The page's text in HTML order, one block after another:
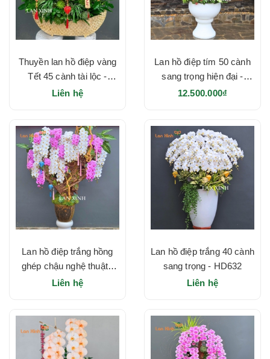
Thuyền lan hồ điệp vàng
Tết 45 cành tài lộc -
HD635
Liên hệ
Lan hồ điệp tím 50 cành
sang trọng hiện đại -
HD634
12.500.000₫
Lan hồ điệp trắng hồng
ghép chậu nghệ thuật -
HD633
Liên hệ
Lan hồ điệp trắng 40 cành
sang trọng - HD632
Liên hệ